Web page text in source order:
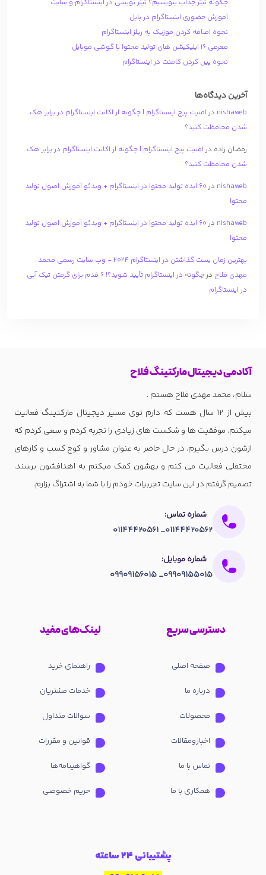
چگونه تیتر جذاب بنویسیم؟ تیتر نویسی در اینستاگرام و سایت
آموزش حضوری اینستاگرام در بابل
نحوه اضافه کردن موزیک به ریلز اینستاگرام
معرفی 16 اپلیکیشن های تولید محتوا با گوشی موبایل
نحوه پین کردن کامنت در اینستاگرام
آخرین دیدگاه‌ها
nishaweb درامنیت پیج اینستاگرام | چگونه از اکانت اینستاگرام در برابر هک
شدن محافظت کنید؟
رمضان زاده درامنیت پیج اینستاگرام | چگونه از اکانت اینستاگرام در برابر هک
شدن محافظت کنید؟
nishaweb در
۶۰ ایده تولید محتوا در اینستاگرام + ویدئو آموزش اصول تولید
محتوا
nishaweb در
۶۰ ایده تولید محتوا در اینستاگرام + ویدئو آموزش اصول تولید
محتوا
بهترین زمان پست گذاشتن در اینستاگرام 2024 - وب سایت رسمی محمد
مهدی فلاح در
چگونه در اینستاگرام تأیید شوید؟! 6 قدم برای گرفتن تیک آبی
در اینستاگرام
آکادمی دیجیتال مارکتینگ فلاح
سلام، محمد مهدی فلاح هستم .
بیش از 12 سال هست که دارم توی مسیر دیجیتال مارکتینگ فعالیت
میکنم. موفقیت ها و شکست های زیادی را تجربه کردم و سعی کردم که
ازشون درس بگیرم. در حال حاضر به عنوان مشاور و کوچ کسب و کارهای
مختفلی فعالیت می کنم و بهشون کمک میکنم به اهدافشون برسند.
تصمیم گرفتم در این سایت تجربیات خودم را با شما به اشتراگ بزارم.
شماره تماس:
01144420562_ 01144420561
شماره موبایل:
09909155015_ 09909156015
دسترسی سریع
صفحه اصلی
درباره ما
محصولات
اخبارومقالات
تماس با ما
همکاری با ما
لینک‌های مفید
راهنمای خرید
خدمات مشتریان
سوالات متداول
قوانین و مقررات
گواهینامه‌ها
حریم خصوصی
پشتیبانی 24 ساعته